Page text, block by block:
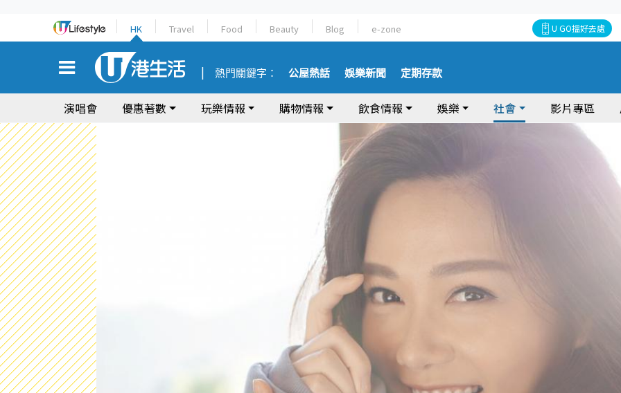
HK Travel Food Beauty Blog e-zone U GO搵好去處
熱門關鍵字： 公屋熱話 娛樂新聞 定期存款
演唱會 優惠著數 玩樂情報 購物情報 飲食情報 娛樂 社會 影片專區